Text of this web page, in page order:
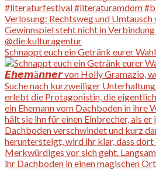
Schnappt euch ein Getränk eurer